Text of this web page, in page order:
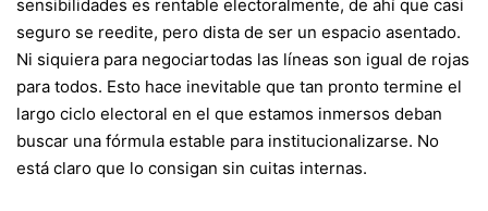
sensibilidades es rentable electoralmente, de ahí que casi
seguro se reedite, pero dista de ser un espacio asentado.
Ni siquiera para negociartodas las líneas son igual de rojas
para todos. Esto hace inevitable que tan pronto termine el
largo ciclo electoral en el que estamos inmersos deban
buscar una fórmula estable para institucionalizarse. No
está claro que lo consigan sin cuitas internas.